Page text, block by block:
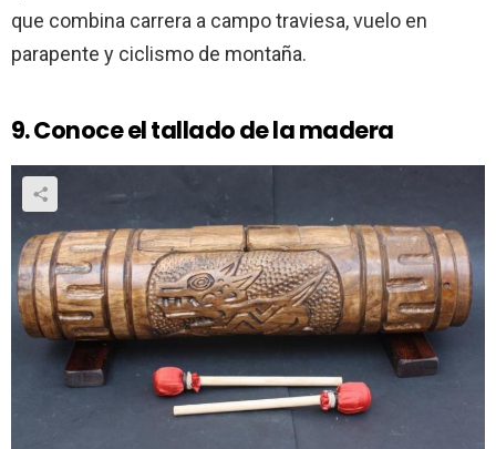
que combina carrera a campo traviesa, vuelo en
parapente y ciclismo de montaña.
9. Conoce el tallado de la madera